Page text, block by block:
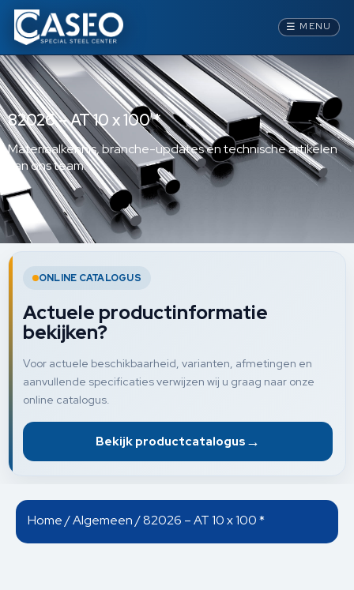
☰ MENU
82026 – AT 10 x 100 *
Materiaalkennis, branche-updates en technische artikelen
van ons team.
ONLINE CATALOGUS
Actuele productinformatie
bekijken?
Voor actuele beschikbaarheid, varianten, afmetingen en
aanvullende specificaties verwijzen wij u graag naar onze
online catalogus.
Bekijk productcatalogus →
Home/Algemeen/ 82026 – AT 10 x 100 *